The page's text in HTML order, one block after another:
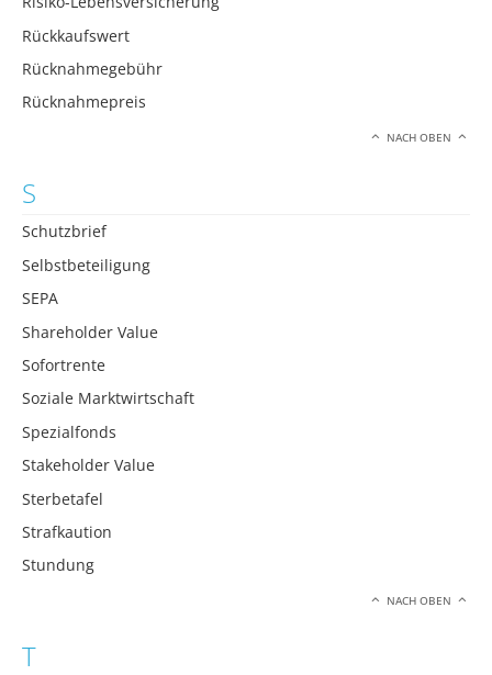
Rückkaufswert
Rücknahmegebühr
Rücknahmepreis
NACH OBEN
S
Schutzbrief
Selbstbeteiligung
SEPA
Shareholder Value
Sofortrente
Soziale Marktwirtschaft
Spezialfonds
Stakeholder Value
Sterbetafel
Strafkaution
Stundung
NACH OBEN
T